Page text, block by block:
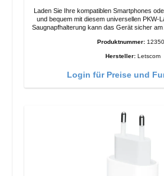
Laden Sie Ihre kompatiblen Smartphones
und bequem mit diesem universellen PKW-Ladegerät auf. Dank der
Saugnapfhalterung kann das Gerät sicher am Armaturenbrett befestigt
Produktnummer:
Hersteller: Letscom
Login für Preise und